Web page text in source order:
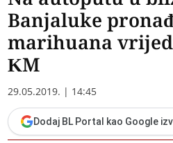
Banjaluke
marihuana
KM
29.05.2019. | 14:45
Dodaj BL Portal kao Google